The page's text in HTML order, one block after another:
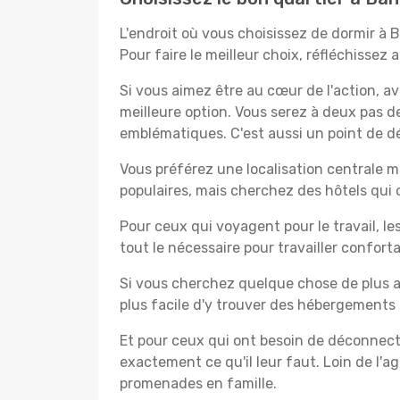
L'endroit où vous choisissez de dormir
Pour faire le meilleur choix, réfléchissez
Si vous aimez être au cœur de l'action,
meilleure option. Vous serez à deux pas
emblématiques. C'est aussi un point de
Vous préférez une localisation centrale
populaires, mais cherchez des hôtels
Pour ceux qui voyagent pour le travail,
tout le nécessaire pour travailler
Si vous cherchez quelque chose de
plus facile d'y trouver des
Et pour ceux qui ont besoin de
exactement ce qu'il leur faut. Loin de
promenades en famille.